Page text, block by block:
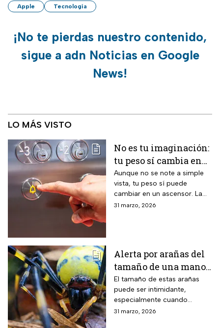
Apple Tecnología
¡No te pierdas nuestro contenido,
sigue a adn Noticias en Google
News!
LO MÁS VISTO
No es tu imaginación:
tu peso sí cambia en
un ascensor y la
ciencia lo explica
Aunque no se note a simple
vista, tu peso sí puede
cambiar en un ascensor. La
ciencia explica por qué ocurre
31 marzo, 2026
Alerta por arañas del
tamaño de una mano
que invaden EUA
El tamaño de estas arañas
puede ser intimidante,
especialmente cuando
aparecen cerca de viviendas,
31 marzo, 2026